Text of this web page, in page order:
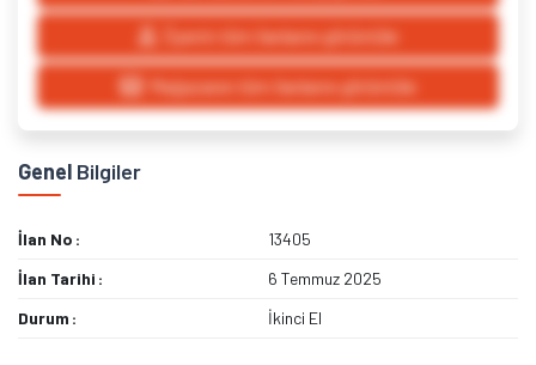
Üyenin tüm ilanlarını görüntüle
Mağazanın tüm ilanlarını görüntüle
Genel Bilgiler
İlan No
13405
İlan Tarihi
6 Temmuz 2025
Durum
İkinci El